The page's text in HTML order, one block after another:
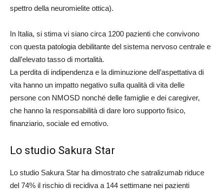
spettro della neuromielite ottica).
In Italia, si stima vi siano circa 1200 pazienti che convivono
con questa patologia debilitante del sistema nervoso centrale e
dall’elevato tasso di mortalità.
La perdita di indipendenza e la diminuzione dell’aspettativa di
vita hanno un impatto negativo sulla qualità di vita delle
persone con NMOSD nonché delle famiglie e dei caregiver,
che hanno la responsabilità di dare loro supporto fisico,
finanziario, sociale ed emotivo.
Lo studio Sakura Star
Lo studio Sakura Star ha dimostrato che satralizumab riduce
del 74% il rischio di recidiva a 144 settimane nei pazienti